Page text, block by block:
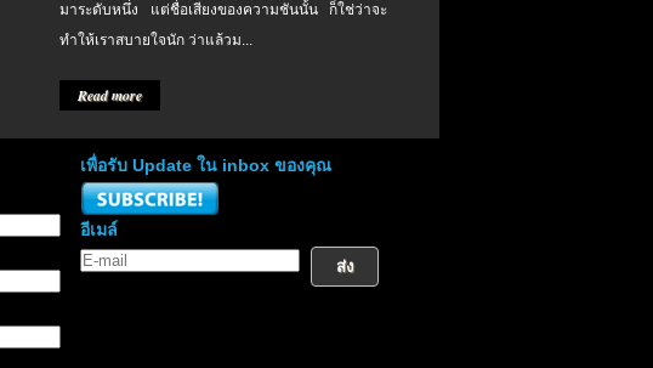
มาระดับหนึ่ง แต่ชื่อเสียงของความชันนั้น ก็ใช่ว่าจะ
ทำให้เราสบายใจนัก ว่าแล้วม...
Read more
เพื่อรับ Update ใน inbox ของคุณ
อีเมล์
ส่ง